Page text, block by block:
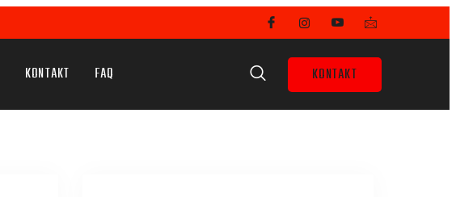
KONTAKT FAQ KONTAKT